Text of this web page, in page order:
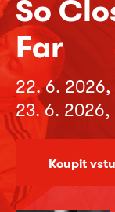
So
Far
22. 6. 2026,
23. 6. 2026,
Koupit